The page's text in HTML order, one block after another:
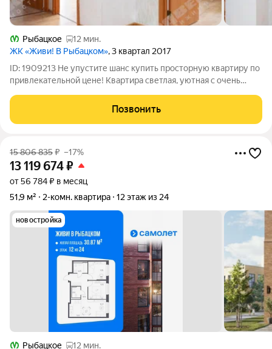
Рыбацкое
12 мин.
ЖК «Живи! В Рыбацком», 3 квартал 2017
ID: 1909213 Не упустите шанс купить просторную квартиру по
привлекательной цене! Квартира светлая, уютная с очень
две полноценные спальни. Из комнаты открывается вид на
Неву. По состоянию в эту
Позвонить
15 806 835₽ –17%
13 119 674₽
от 56 784 ₽ в месяц
51,9 м²
2-комн. квартира 12 этаж из 24
новостройка
Рыбацкое 12 мин.